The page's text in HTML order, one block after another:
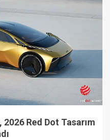
Red Dot Tasarım